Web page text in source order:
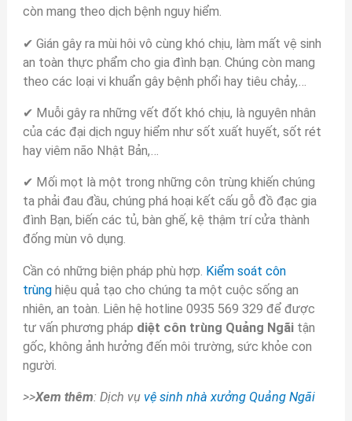
còn mang theo dịch bệnh nguy hiểm.
✔ Gián gây ra mùi hôi vô cùng khó chịu, làm mất vệ sinh
an toàn thực phẩm cho gia đình bạn. Chúng còn mang
theo các loại vi khuẩn gây bệnh phổi hay tiêu chảy,…
✔ Muỗi gây ra những vết đốt khó chịu, là nguyên nhân
của các đại dịch nguy hiểm như sốt xuất huyết, sốt rét
hay viêm não Nhật Bản,…
✔ Mối mọt là một trong những côn trùng khiến chúng
ta phải đau đầu, chúng phá hoại kết cấu gỗ đồ đạc gia
đình Bạn, biến các tủ, bàn ghế, kệ thậm trí cửa thành
đống mùn vô dụng.
Cần có những biện pháp phù hợp. Kiểm soát côn
trùnghiệu quả tạo cho chúng ta một cuộc sống an
nhiên, an toàn. Liên hệ hotline 0935 569 329 để được
tư vấn phương pháp diệt côn trùng Quảng Ngãitận
gốc, không ảnh hưởng đến môi trường, sức khỏe con
người.
>>Xem thêm: Dịch vụ vệ sinh nhà xưởng Quảng Ngãi